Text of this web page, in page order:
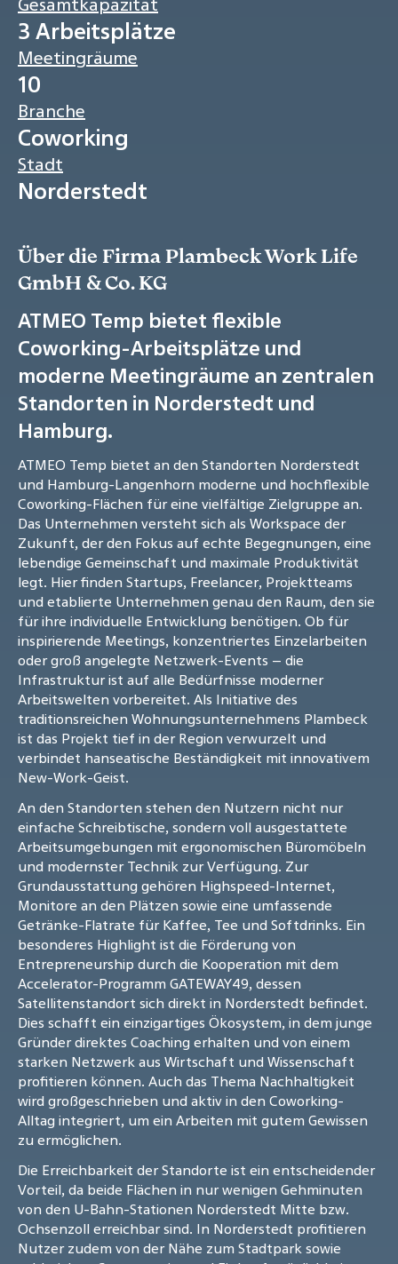
3 Arbeitsplätze
Meetingräume
10
Branche
Coworking
Stadt
Norderstedt
Über die Firma Plambeck Work Life
GmbH & Co. KG
ATMEO Temp bietet flexible
Coworking-Arbeitsplätze und
moderne Meetingräume an zentralen
Standorten in Norderstedt und
Hamburg.
ATMEO Temp bietet an den Standorten Norderstedt
und Hamburg-Langenhorn moderne und hochflexible
Coworking-Flächen für eine vielfältige Zielgruppe an.
Das Unternehmen versteht sich als Workspace der
Zukunft, der den Fokus auf echte Begegnungen, eine
lebendige Gemeinschaft und maximale Produktivität
legt. Hier finden Startups, Freelancer, Projektteams
und etablierte Unternehmen genau den Raum, den sie
für ihre individuelle Entwicklung benötigen. Ob für
inspirierende Meetings, konzentriertes Einzelarbeiten
oder groß angelegte Netzwerk-Events – die
Infrastruktur ist auf alle Bedürfnisse moderner
Arbeitswelten vorbereitet. Als Initiative des
traditionsreichen Wohnungsunternehmens Plambeck
ist das Projekt tief in der Region verwurzelt und
verbindet hanseatische Beständigkeit mit innovativem
New-Work-Geist.
An den Standorten stehen den Nutzern nicht nur
einfache Schreibtische, sondern voll ausgestattete
Arbeitsumgebungen mit ergonomischen Büromöbeln
und modernster Technik zur Verfügung. Zur
Grundausstattung gehören Highspeed-Internet,
Monitore an den Plätzen sowie eine umfassende
Getränke-Flatrate für Kaffee, Tee und Softdrinks. Ein
besonderes Highlight ist die Förderung von
Entrepreneurship durch die Kooperation mit dem
Accelerator-Programm GATEWAY49, dessen
Satellitenstandort sich direkt in Norderstedt befindet.
Dies schafft ein einzigartiges Ökosystem, in dem junge
Gründer direktes Coaching erhalten und von einem
starken Netzwerk aus Wirtschaft und Wissenschaft
profitieren können. Auch das Thema Nachhaltigkeit
wird großgeschrieben und aktiv in den Coworking-
Alltag integriert, um ein Arbeiten mit gutem Gewissen
zu ermöglichen.
Die Erreichbarkeit der Standorte ist ein entscheidender
Vorteil, da beide Flächen in nur wenigen Gehminuten
von den U-Bahn-Stationen Norderstedt Mitte bzw.
Ochsenzoll erreichbar sind. In Norderstedt profitieren
Nutzer zudem von der Nähe zum Stadtpark sowie